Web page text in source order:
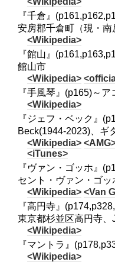
『千倉』
安房郡千倉町（現・南
<Wikipedia>
『館山』
館山市
<Wikipedia>
『手風琴』(p165)～
<Wikipedia>
『ジェフ・ベック』
Beck(1944-2023)、ギ
<Wikipedia>
<iTunes>
『ヴァン・ゴッホ』
セント・ヴァン・ゴ
<Wikipedia> <Van
『高円寺』
東京都杉並区高円寺
<Wikipedia>
『マントラ』
<Wikipedia>